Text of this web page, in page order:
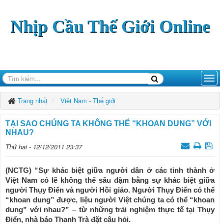
Nhịp Cầu Thế Giới Online
Trang nhất Việt Nam - Thế giới
TẠI SAO CHÚNG TA KHÔNG THỂ “KHOAN DUNG” VỚI
NHAU?
Thứ hai - 12/12/2011 23:37
(NCTG) “Sự khác biệt giữa người dân ở các tỉnh thành ở
Việt Nam có lẽ không thể sâu đậm bằng sự khác biệt giữa
người Thụy Điển và người Hồi giáo. Người Thụy Điển có thể
“khoan dung” được, liệu người Việt chúng ta có thể “khoan
dung” với nhau?” – từ những trải nghiệm thực tế tại Thụy
Ðiển, nhà báo Thanh Trà đặt câu hỏi.